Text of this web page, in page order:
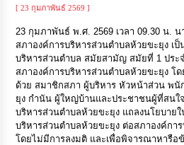
ข้อมูล
การ
ติดต่อ
[ 23 กุมภาพันธ์ 2569 ]
23 กุมภาพันธ์ พ.ศ. 2569 เวลา 09.30 น.
สภาองค์การบริหารส่วนตำบลห้วยขะยุง เ
บริหารส่วนตำบล สมัยสามัญ สมัยที่ 1 ประ
สภาองค์การบริหารส่วนตำบลห้วยขะยุง โ
ด้วย สมาชิกสภา ผู้บริหาร หัวหน้าส่วน พนั
ยุง กำนัน ผู้ใหญ่บ้านและประชาชนผู้ที่สนใ
บริหารส่วนตำบลห้วยขะยุง แถลงนโยบาย
บริหารส่วนตำบลห้วยขะยุง ต่อสภาองค์กา
โดยไม่มีการลงมติ และเพื่อพิจารณาหารือ